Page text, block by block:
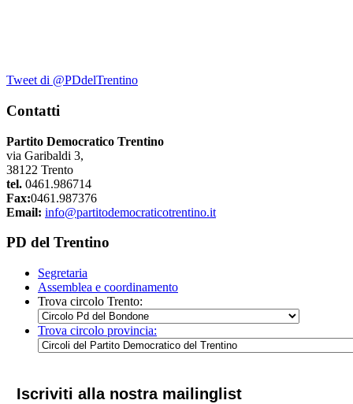
Tweet di @PDdelTrentino
Contatti
Partito Democratico Trentino
via Garibaldi 3,
38122 Trento
tel. 0461.986714
Fax:0461.987376
Email: info@partitodemocraticotrentino.it
PD del Trentino
Segretaria
Assemblea e coordinamento
Trova circolo Trento:
Trova circolo provincia:
Iscriviti alla nostra mailinglist